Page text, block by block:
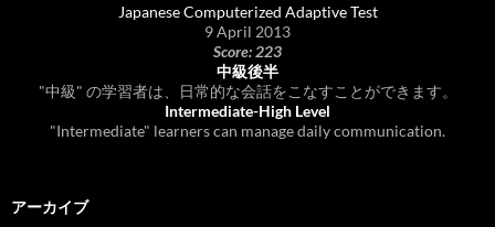
Japanese Computerized Adaptive Test
9 April 2013
Score: 223
中級後半
"中級" の学習者は、日常的な会話をこなすことができます。
Intermediate-High Level
"Intermediate" learners can manage daily communication.
アーカイブ